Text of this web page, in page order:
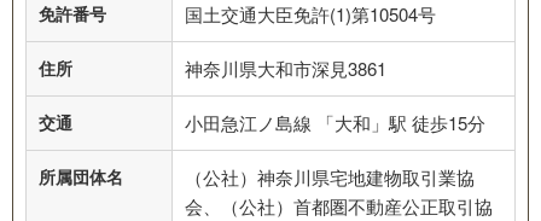
免許番号 国土交通大臣免許(1)第10504号
住所 神奈川県大和市深見3861
交通 小田急江ノ島線 「大和」駅 徒歩15分
所属団体名
（公社）神奈川県宅地建物取引業協
会、（公社）首都圏不動産公正取引協